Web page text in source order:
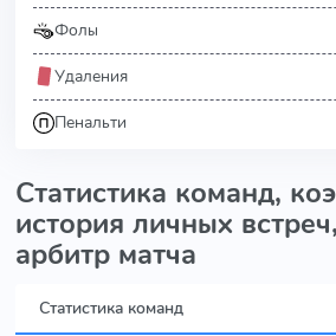
Фолы
Удаления
Пенальти
Статистика команд,
история личных
арбитр матча
Статистика команд